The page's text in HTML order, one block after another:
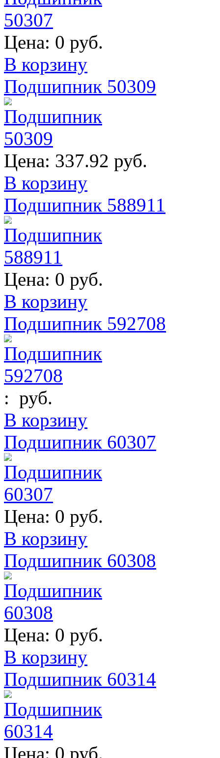
Цена: 0 руб.
В корзину
Подшипник 50309
Цена: 337.92 руб.
В корзину
Подшипник 588911
Цена: 0 руб.
В корзину
Подшипник 592708
: руб.
В корзину
Подшипник 60307
Цена: 0 руб.
В корзину
Подшипник 60308
Цена: 0 руб.
В корзину
Подшипник 60314
Цена: 0 руб.